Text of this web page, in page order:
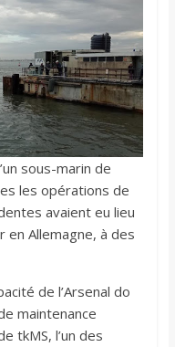
sous-marin de
les opérations de
avaient eu lieu
en Allemagne, à des
de l’Arsenal do
maintenance
tkMS, l’un des